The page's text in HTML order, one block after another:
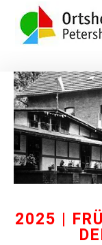
2025 |